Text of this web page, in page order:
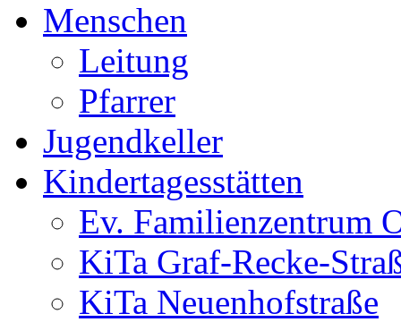
Menschen
Leitung
Pfarrer
Jugendkeller
Kindertagesstätten
Ev. Familienzentrum
KiTa Graf-Recke-
KiTa Neuenhofstraße